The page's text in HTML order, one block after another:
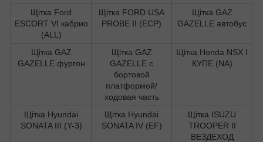
Щітка Ford
ESCORT VI кабрио
(ALL)
Щітка FORD USA
PROBE II (ECP)
Щітка GAZ
GAZELLE автобус
Щітка GAZ
GAZELLE фургон
Щітка GAZ
GAZELLE c
бортовой
платформой/
ходовая часть
Щітка Honda NSX I
КУПЕ (NA)
Щітка Hyundai
SONATA III (Y-3)
Щітка Hyundai
SONATA IV (EF)
Щітка ISUZU
TROOPER II
ВЕЗДЕХОД